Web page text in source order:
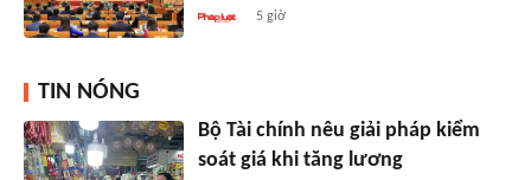
5 giờ
TIN NÓNG
Bộ Tài chính nêu giải pháp kiểm
soát giá khi tăng lương